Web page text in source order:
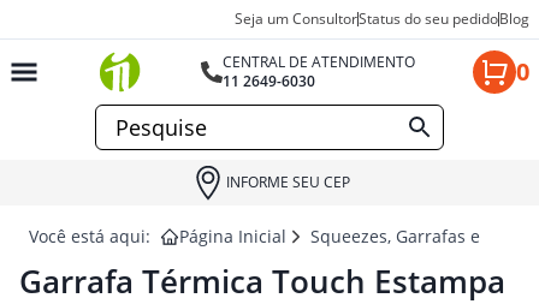
Seja um ConsultorStatus do seu pedidoBlog
CENTRAL DE ATENDIMENTO
11 2649-6030
0
INFORME SEU CEP
Você está aqui: Página Inicial Squeezes, Garrafas e
Garrafa Térmica Touch Estampa